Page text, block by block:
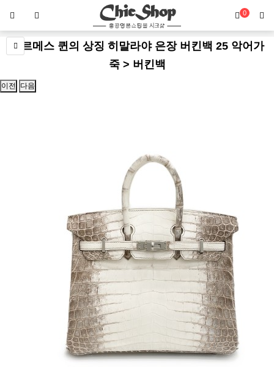
0
에르메스 퀸의 상징 히말라야 은장 버킨백 25 악어가
죽 > 버킨백
이전 다음